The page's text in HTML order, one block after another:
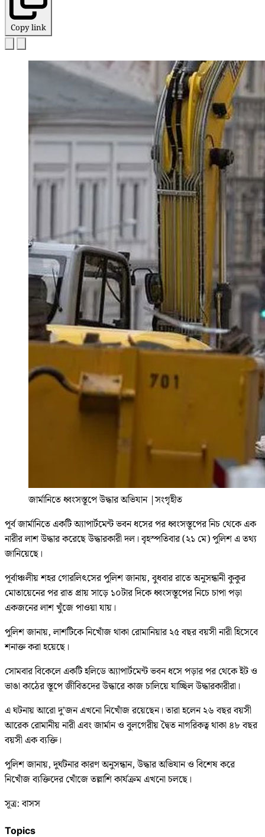
Copy link
জার্মানিতে ধ্বংসস্তূপে উদ্ধার অভিযান |সংগৃহীত
পূর্ব জার্মানিতে একটি অ্যাপার্টমেন্ট ভবন ধসের পর ধ্বংসস্তূপের নিচ থেকে এক
নারীর লাশ উদ্ধার করেছে উদ্ধারকারী দল। বৃহস্পতিবার (২১ মে) পুলিশ এ তথ্য
জানিয়েছে।
পূর্বাঞ্চলীয় শহর গোরলিৎসের পুলিশ জানায়, বুধবার রাতে অনুসন্ধানী কুকুর
মোতায়েনের পর রাত প্রায় সাড়ে ১০টার দিকে ধ্বংসস্তূপের নিচে চাপা পড়া
একজনের লাশ খুঁজে পাওয়া যায়।
পুলিশ জানায়, লাশটিকে নিখোঁজ থাকা রোমানিয়ার ২৫ বছর বয়সী নারী হিসেবে
শনাক্ত করা হয়েছে।
সোমবার বিকেলে একটি হলিডে অ্যাপার্টমেন্ট ভবন ধসে পড়ার পর থেকে ইট ও
ভাঙা কাঠের স্তূপে জীবিতদের উদ্ধারে কাজ চালিয়ে যাচ্ছিল উদ্ধারকারীরা।
এ ঘটনায় আরো দু’জন এখনো নিখোঁজ রয়েছেন। তারা হলেন ২৬ বছর বয়সী
আরেক রোমানীয় নারী এবং জার্মান ও বুলগেরীয় দ্বৈত নাগরিকত্ব থাকা ৪৮ বছর
বয়সী এক ব্যক্তি।
পুলিশ জানায়, দুর্ঘটনার কারণ অনুসন্ধান, উদ্ধার অভিযান ও বিশেষ করে
নিখোঁজ ব্যক্তিদের খোঁজে তল্লাশি কার্যক্রম এখনো চলছে।
সূত্র: বাসস
Topics